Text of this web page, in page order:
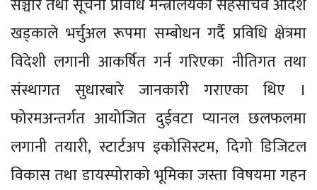
सञ्चार तथा सूचना प्रविधि मन्त्रालयका सहसचिव आदेश
खड्काले भर्चुअल रूपमा सम्बोधन गर्दै प्रविधि क्षेत्रमा
विदेशी लगानी आकर्षित गर्न गरिएका नीतिगत तथा
संस्थागत सुधारबारे जानकारी गराएका थिए ।
फोरमअन्तर्गत आयोजित दुईवटा प्यानल छलफलमा
लगानी तयारी, स्टार्टअप इकोसिस्टम, दिगो डिजिटल
विकास तथा डायस्पोराको भूमिका जस्ता विषयमा गहन